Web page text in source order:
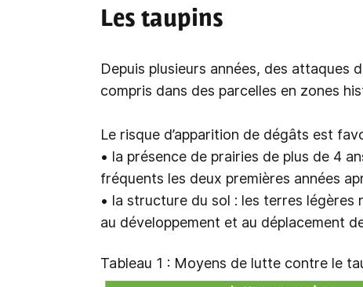
Les taupins
Depuis plusieurs années, des attaques
compris dans des parcelles en zones
Le risque d’apparition de dégâts est
• la présence de prairies de plus de 4
fréquents les deux premières années
• la structure du sol : les terres
au développement et au déplacement
Tableau 1 : Moyens de lutte contre le